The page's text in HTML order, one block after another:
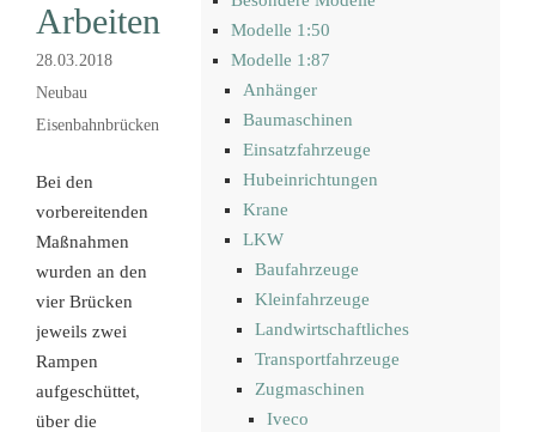
Arbeiten
28.03.2018
Neubau
Eisenbahnbrücken
Bei den
vorbereitenden
Maßnahmen
wurden an den
vier Brücken
jeweils zwei
Rampen
aufgeschüttet,
über die
Modelle 1:50
Modelle 1:87
Anhänger
Baumaschinen
Einsatzfahrzeuge
Hubeinrichtungen
Krane
LKW
Baufahrzeuge
Kleinfahrzeuge
Landwirtschaftliches
Transportfahrzeuge
Zugmaschinen
Iveco